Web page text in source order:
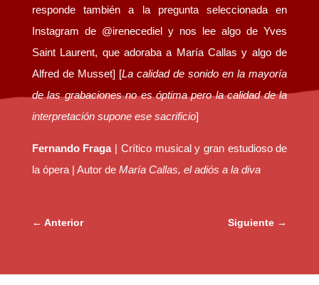
responde también a la pregunta seleccionada en
Instagram de @irenecediel y nos lee algo de Yves
Saint Laurent, que adoraba a María Callas y algo de
Alfred de Musset] [La calidad de sonido en la mayoría
de las grabaciones no es óptima pero la calidad de la
interpretación supone ese sacrificio]
Fernando Fraga | Crítico musical y gran estudioso de
la ópera | Autor de María Callas, el adiós a la diva
← Anterior Siguiente →